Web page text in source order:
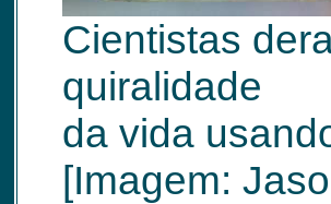
Cientistas
quiralidade
da vida
[Imagem: